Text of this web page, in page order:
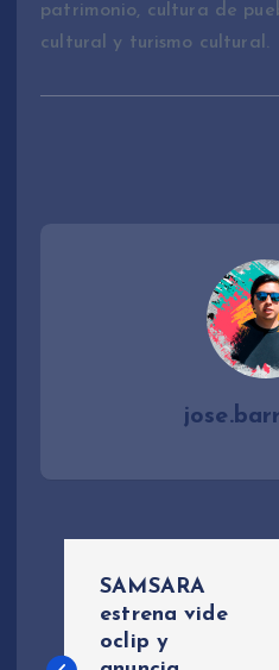
patrimonio, cultura de
cultural y turismo cultural.
SAMSARA
estrena vide
oclip y